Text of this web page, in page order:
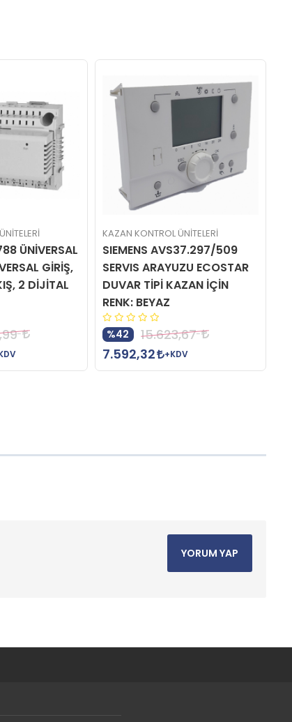
ÜNİVERSAL
GİRİŞ,
2 DİJİTAL
KAZAN KONTROL ÜNİTELERİ
SIEMENS AVS37.297/509
SERVIS ARAYUZU ECOSTAR
DUVAR TİPİ KAZAN İÇİN
RENK: BEYAZ
%42
15.623,67
7.592,32
+KDV
YORUM YAP